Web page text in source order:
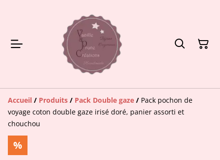
Accueil / Produits / Pack Double gaze / Pack pochon de
voyage coton double gaze irisé doré, panier assorti et
chouchou
%